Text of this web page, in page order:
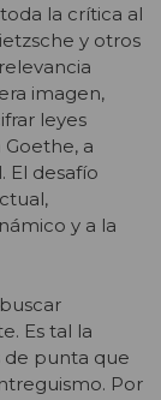
la crítica al
y otros
imagen,
leyes
a
El desafío
y a la
Es tal la
de punta que
Por